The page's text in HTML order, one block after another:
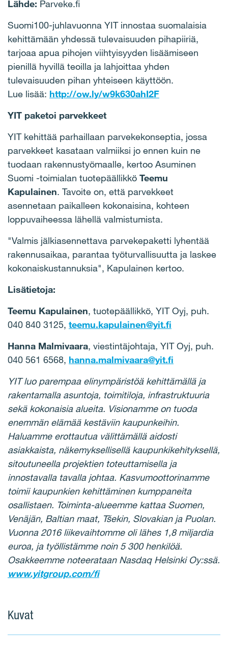
Lähde: Parveke.fi
Suomi100-juhlavuonna YIT innostaa suomalaisia
kehittämään yhdessä tulevaisuuden pihapiiriä,
tarjoaa apua pihojen viihtyisyyden lisäämiseen
pienillä hyvillä teoilla ja lahjoittaa yhden
tulevaisuuden pihan yhteiseen käyttöön.
Lue lisää: http://ow.ly/w9k630ahI2F
YIT paketoi parvekkeet
YIT kehittää parhaillaan parvekekonseptia, jossa
parvekkeet kasataan valmiiksi jo ennen kuin ne
tuodaan rakennustyömaalle, kertoo Asuminen
Suomi -toimialan tuotepäällikkö Teemu
Kapulainen. Tavoite on, että parvekkeet
asennetaan paikalleen kokonaisina, kohteen
loppuvaiheessa lähellä valmistumista.
"Valmis jälkiasennettava parvekepaketti lyhentää
rakennusaikaa, parantaa työturvallisuutta ja laskee
kokonaiskustannuksia", Kapulainen kertoo.
Lisätietoja:
Teemu Kapulainen, tuotepäällikkö, YIT Oyj, puh.
040 840 3125, teemu.kapulainen@yit.fi
Hanna Malmivaara, viestintäjohtaja, YIT Oyj, puh.
040 561 6568, hanna.malmivaara@yit.fi
YIT luo parempaa elinympäristöä kehittämällä ja
rakentamalla asuntoja, toimitiloja, infrastruktuuria
sekä kokonaisia alueita. Visionamme on tuoda
enemmän elämää kestäviin kaupunkeihin.
Haluamme erottautua välittämällä aidosti
asiakkaista, näkemyksellisellä kaupunkikehityksellä,
sitoutuneella projektien toteuttamisella ja
innostavalla tavalla johtaa. Kasvumoottorinamme
toimii kaupunkien kehittäminen kumppaneita
osallistaen. Toiminta-alueemme kattaa Suomen,
Venäjän, Baltian maat, Tšekin, Slovakian ja Puolan.
Vuonna 2016 liikevaihtomme oli lähes 1,8 miljardia
euroa, ja työllistämme noin 5 300 henkilöä.
Osakkeemme noteerataan Nasdaq Helsinki Oy:ssä.
www.yitgroup.com/fi
Kuvat